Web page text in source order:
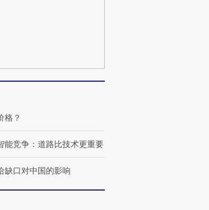
格？
能竞争：道路比技术更重要
缺口对中国的影响